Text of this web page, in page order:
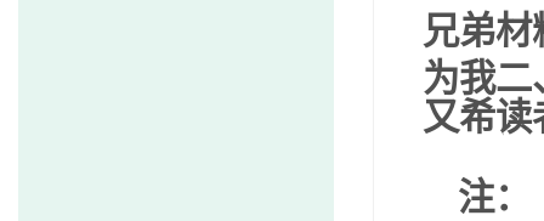
兄弟
为我二
又希读
注：